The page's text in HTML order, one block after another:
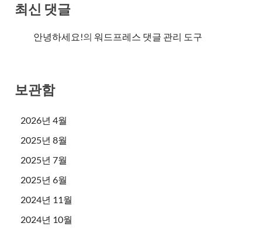
최신 댓글
안녕하세요!의 워드프레스 댓글 관리 도구
보관함
2026년 4월
2025년 8월
2025년 7월
2025년 6월
2024년 11월
2024년 10월